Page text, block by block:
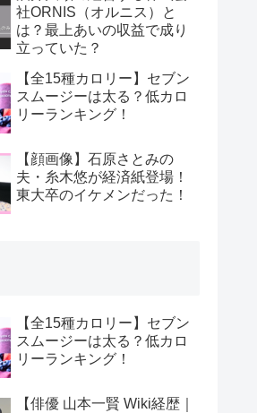
社ORNIS（オルニス）と
は？最上あいの収益で成り
立っていた？
【全15種カロリー】セブン
スムージーは太る？低カロ
リーランキング！
【顔画像】石原さとみの
夫・糸木悠が経済紙登場！
東大卒のイケメンだった！
【全15種カロリー】セブン
スムージーは太る？低カロ
リーランキング！
【俳優 山本一賢 Wiki経歴｜